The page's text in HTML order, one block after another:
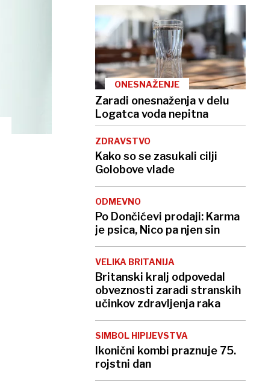
ONESNAŽENJE
Zaradi onesnaženja v delu
Logatca voda nepitna
ZDRAVSTVO
Kako so se zasukali cilji
Golobove vlade
ODMEVNO
Po Dončićevi prodaji: Karma
je psica, Nico pa njen sin
VELIKA BRITANIJA
Britanski kralj odpovedal
obveznosti zaradi stranskih
učinkov zdravljenja raka
SIMBOL HIPIJEVSTVA
Ikonični kombi praznuje 75.
rojstni dan